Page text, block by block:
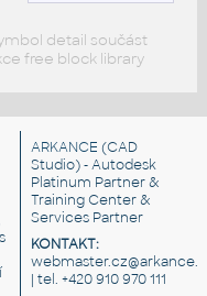
detail součást
free block library
ARKANCE (CAD
Studio) - Autodesk
Platinum Partner &
Training Center &
Services Partner
KONTAKT:
| tel. +420 910 970 111